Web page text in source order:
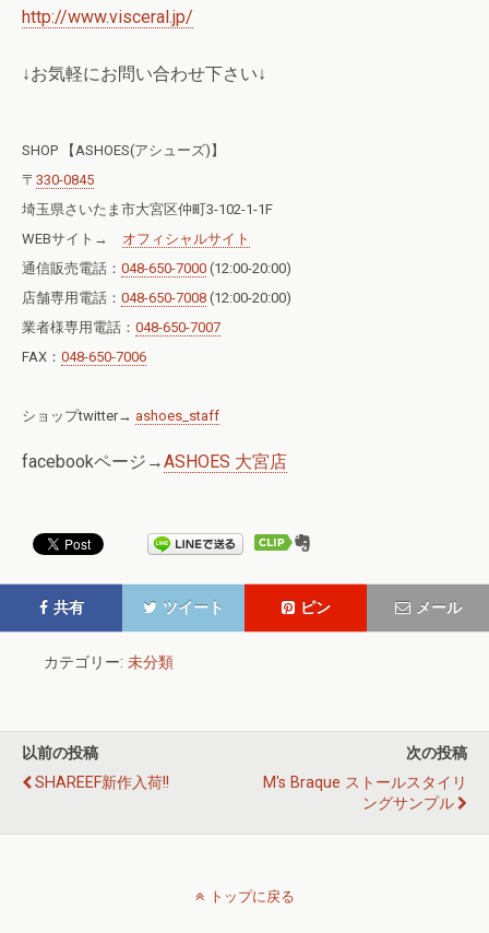
http://www.visceral.jp/
↓お気軽にお問い合わせ下さい↓
SHOP 【ASHOES(アシューズ)】
〒 330-0845
埼玉県さいたま市大宮区仲町3-102-1-1F
WEBサイト→ オフィシャルサイト
通信販売電話： 048-650-7000 (12:00-20:00)
店舗専用電話： 048-650-7008 (12:00-20:00)
業者様専用電話： 048-650-7007
FAX： 048-650-7006
ショップtwitter→ ashoes_staff
facebookページ→ASHOES 大宮店
共有 ツイート ピン メール
カテゴリー: 未分類
以前の投稿
SHAREEF新作入荷!!
次の投稿
M's Braque ストールスタイリ
ングサンプル
トップに戻る